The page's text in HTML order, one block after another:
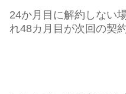
24か月目に解約しない
れ48カ月目が次回の契